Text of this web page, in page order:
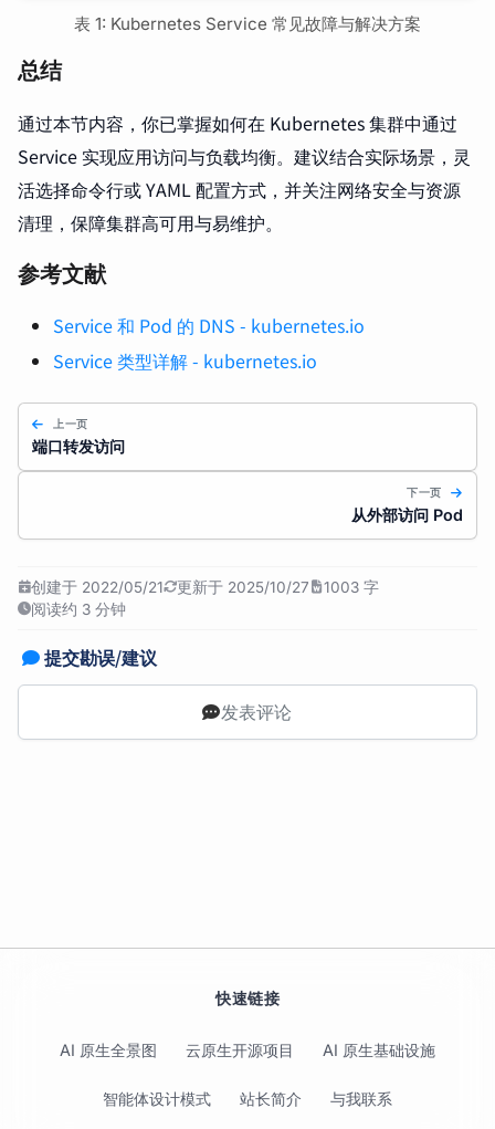
表 1: Kubernetes Service 常见故障与解决方案
总结
通过本节内容，你已掌握如何在 Kubernetes 集群中通过
Service 实现应用访问与负载均衡。建议结合实际场景，灵
活选择命令行或 YAML 配置方式，并关注网络安全与资源
清理，保障集群高可用与易维护。
参考文献
Service 和 Pod 的 DNS - kubernetes.io
Service 类型详解 - kubernetes.io
上一页
端口转发访问
下一页
从外部访问 Pod
创建于 2022/05/21 更新于 2025/10/27
1003 字
阅读约 3 分钟
提交勘误/建议
发表评论
快速链接
AI 原生全景图 云原生开源项目 AI 原生基础设施
智能体设计模式 站长简介 与我联系